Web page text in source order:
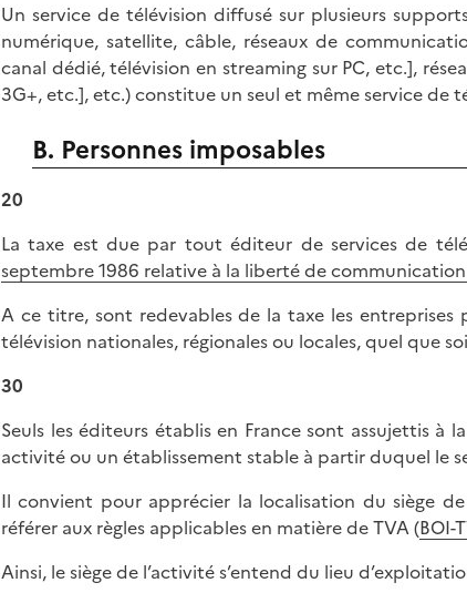
Un service de télévision diffusé sur plusieurs
numérique, satellite, câble, réseaux de
canal dédié, télévision en streaming sur PC, etc.],
3G+, etc.], etc.) constitue un seul et même service de
B. Personnes imposables
20
La taxe est due par tout éditeur de services de
septembre 1986 relative à la liberté de communication
A ce titre, sont redevables de la taxe les
télévision nationales, régionales ou locales, quel que
30
Seuls les éditeurs établis en France sont assujettis à
activité ou un établissement stable à partir duquel le
Il convient pour apprécier la localisation du siège
référer aux règles applicables en matière de TVA (BOI-
Ainsi, le siège de l’activité s’entend du lieu